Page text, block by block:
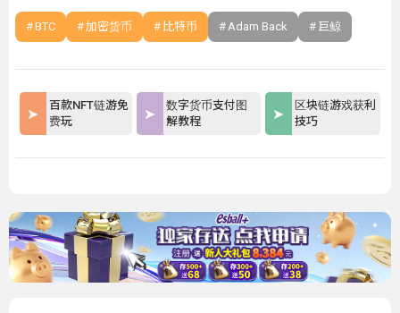
BTC 加密货币 比特币 Adam Back 巨鲸
百款NFT链游免
费玩
数字货币支付图
解教程
区块链游戏获利
技巧